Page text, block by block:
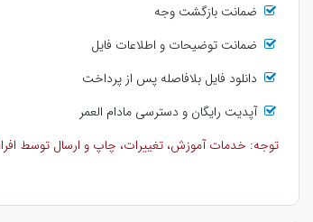
ضمانت بازگشت وجه
ضمانت توضیحات و اطلاعات فایل
دانلود فایل بلافاصله پس از پرداخت
آپدیت رایگان و دسترسی مادام العمر
توجه: خدمات آموزش، تغییرات، چاپ و ارسال توسط